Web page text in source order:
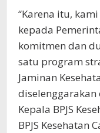
“Karena itu,
kepada
komitmen dan
satu program
Jaminan
diselenggarakan
Kepala BPJS
BPJS Kesehatan